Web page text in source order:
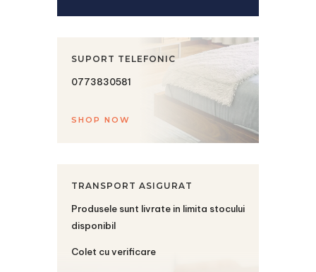
SUPORT TELEFONIC
0773830581
SHOP NOW
TRANSPORT ASIGURAT
Produsele sunt livrate in limita stocului
disponibil
Colet cu verificare